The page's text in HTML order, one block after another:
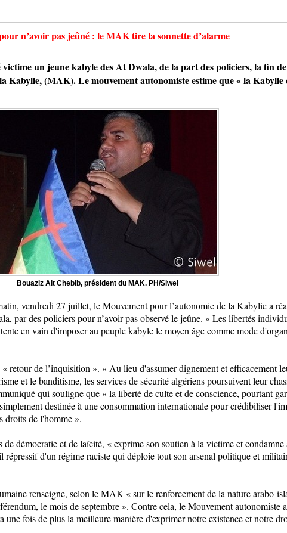
n’avoir pas jeûné : le MAK tire la sonnette d’alarme
un jeune kabyle des At Dwala, de la part des policiers, la fin de
Kabylie, (MAK). Le mouvement autonomiste estime que « la Kabylie
Bouaziz Ait Chebib, président du MAK. PH/Siwel
vendredi 27 juillet, le Mouvement pour l’autonomie de la Kabylie a
par des policiers pour n’avoir pas observé le jeûne. « Les libertés
en vain d'imposer au peuple kabyle le moyen âge comme mode
retour de l’inquisition ». « Au lieu d'assumer dignement et efficacement
et le banditisme, les services de sécurité algériens poursuivent leur
qui souligne que « la liberté de culte et de conscience, pourtant
destinée à une consommation internationale pour crédibiliser
droits de l'homme ».
démocratie et de laïcité, « exprime son soutien à la victime et condamne
répressif d'un régime raciste qui déploie tout son arsenal politique et
renseigne, selon le MAK « sur le renforcement de la nature arabo-
le mois de septembre ». Contre cela, le Mouvement autonomiste
fois de plus la meilleure manière d'exprimer notre existence et notre